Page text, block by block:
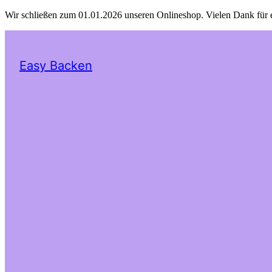
Wir schließen zum 01.01.2026 unseren Onlineshop. Vielen Dank für
Easy Backen